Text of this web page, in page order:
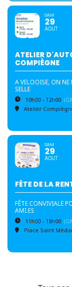
SAM
29
AOUT
ATELIER
COMPIÈGNE
A VELOOISE, ON NE
SELLE
10h00 - 12h00
Atelier
SAM
29
AOUT
FÊTE DE LA
FÊTE CONVIVIALE
AMI.ES
11h00 - 18h00
Place Saint